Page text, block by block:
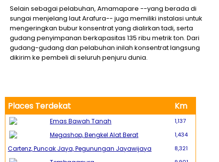
Selain sebagai pelabuhan, Amamapare --yang berada di
sungai menjelang laut Arafura-- juga memiliki instalasi untuk
mengeringkan bubur konsentrat yang dialirkan tadi, serta
gudang penyimpanan berkapasitas 135 ribu metrik ton. Dari
gudang-gudang dan pelabuhan inilah konsentrat langsung
dikirim ke pembeli di seluruh penjuru dunia.
Places Terdekat Km
Emas Bawah Tanah 1,137
Megashop, Bengkel Alat Berat 1,434
Cartenz, Puncak Jaya, Pegunungan Jayawijaya 8,321